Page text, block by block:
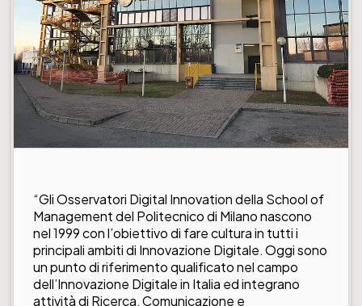
“Gli Osservatori Digital Innovation della School of
Management del Politecnico di Milano nascono
nel 1999 con l’obiettivo di fare cultura in tutti i
principali ambiti di Innovazione Digitale. Oggi sono
un punto di riferimento qualificato nel campo
dell’Innovazione Digitale in Italia ed integrano
attività di Ricerca, Comunicazione e